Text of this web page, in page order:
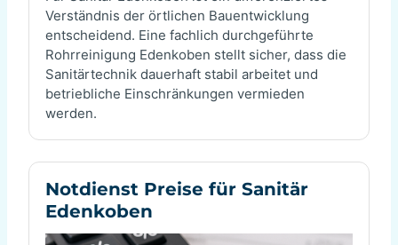
Verständnis der örtlichen Bauentwicklung
entscheidend. Eine fachlich durchgeführte
Rohrreinigung Edenkoben stellt sicher, dass die
Sanitärtechnik dauerhaft stabil arbeitet und
betriebliche Einschränkungen vermieden
werden.
Notdienst Preise für Sanitär
Edenkoben